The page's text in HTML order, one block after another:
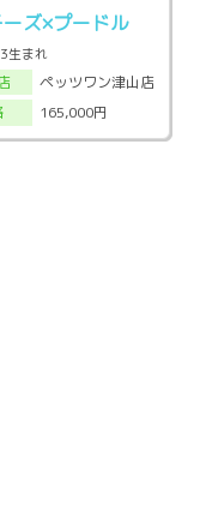
ズ×プードル
生まれ
ペッツワン津山店
165,000円